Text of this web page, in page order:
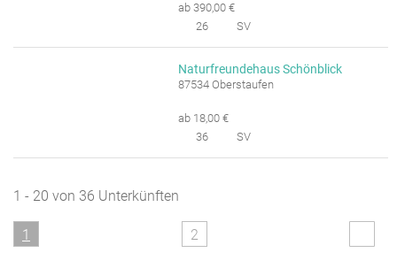
ab 390,00 €
26
SV
Naturfreundehaus Schönblick
87534 Oberstaufen
ab 18,00 €
36
SV
1 - 20 von 36 Unterkünften
1 2